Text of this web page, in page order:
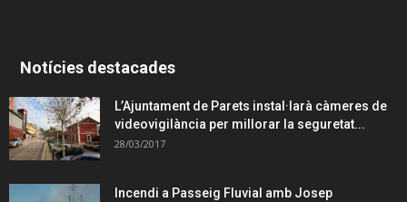
Notícies destacades
L’Ajuntament de Parets instal·larà càmeres de
videovigilància per millorar la seguretat...
28/03/2017
Incendi a Passeig Fluvial amb Josep